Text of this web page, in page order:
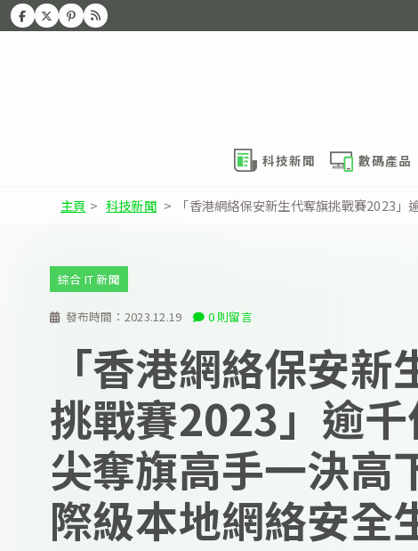
科技新聞 數碼產品
主頁 > 科技新聞 > 「香港網絡保安新生代奪旗挑戰賽2023
發布時間： 2023.12.19 0 則留言
綜合 IT 新聞
「香港網絡保安新
挑戰賽2023」逾
尖奪旗高手一決高
際級本地網絡安全